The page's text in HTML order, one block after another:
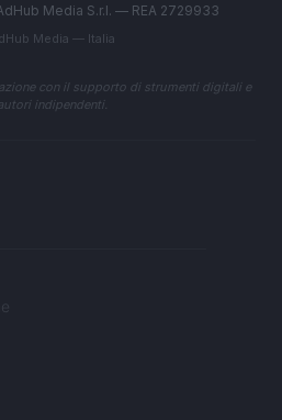
Media S.r.l. — REA 2729933
Media — Italia
con il supporto di strumenti digitali e
indipendenti.